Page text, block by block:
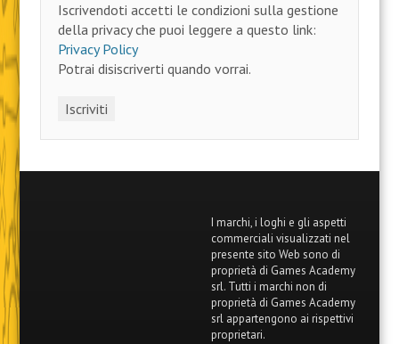
Iscrivendoti accetti le condizioni sulla gestione
della privacy che puoi leggere a questo link:
Privacy Policy
Potrai disiscriverti quando vorrai.
I marchi, i loghi e gli aspetti
commerciali visualizzati nel
presente sito Web sono di
proprietà di Games Academy
srl. Tutti i marchi non di
proprietà di Games Academy
srl appartengono ai rispettivi
proprietari.